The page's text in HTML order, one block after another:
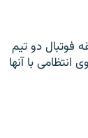
فوتبال دو تیم
انتظامی با آنها